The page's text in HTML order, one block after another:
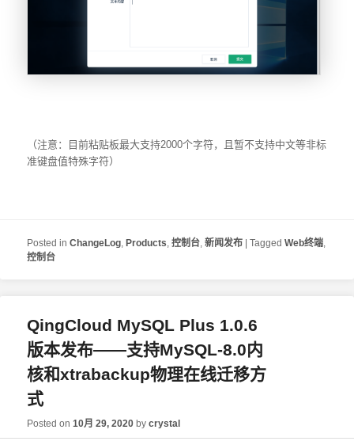
（注意：目前粘贴板最大支持2000个字符，且暂不支持中文等非标
准键盘值特殊字符）
Posted in ChangeLog ,Products ,控制台 ,新闻发布 |Tagged Web终端
控制台
QingCloud MySQL Plus 1.0.6
版本发布——支持MySQL-8.0内
核和xtrabackup物理在线迁移方
式
Posted on10月 29, 2020 bycrystal